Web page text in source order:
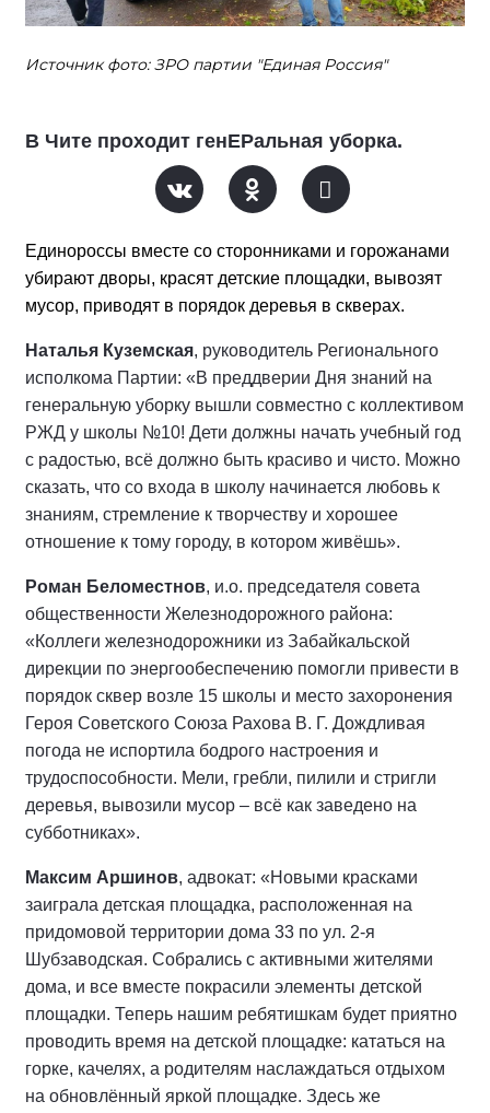
Источник фото: ЗРО партии "Единая Россия"
В Чите проходит генЕРальная уборка.
Единороссы вместе со сторонниками и горожанами
убирают дворы, красят детские площадки, вывозят
мусор, приводят в порядок деревья в скверах.
Наталья Куземская, руководитель Регионального
исполкома Партии: «В преддверии Дня знаний на
генеральную уборку вышли совместно с коллективом
РЖД у школы №10! Дети должны начать учебный год
с радостью, всё должно быть красиво и чисто. Можно
сказать, что со входа в школу начинается любовь к
знаниям, стремление к творчеству и хорошее
отношение к тому городу, в котором живёшь».
Роман Беломестнов, и.о. председателя совета
общественности Железнодорожного района:
«Коллеги железнодорожники из Забайкальской
дирекции по энергообеспечению помогли привести в
порядок сквер возле 15 школы и место захоронения
Героя Советского Союза Рахова В. Г. Дождливая
погода не испортила бодрого настроения и
трудоспособности. Мели, гребли, пилили и стригли
деревья, вывозили мусор – всё как заведено на
субботниках».
Максим Аршинов, адвокат: «Новыми красками
заиграла детская площадка, расположенная на
придомовой территории дома 33 по ул. 2-я
Шубзаводская. Собрались с активными жителями
дома, и все вместе покрасили элементы детской
площадки. Теперь нашим ребятишкам будет приятно
проводить время на детской площадке: кататься на
горке, качелях, а родителям наслаждаться отдыхом
на обновлённый яркой площадке. Здесь же